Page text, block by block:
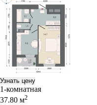
Узнать цену
1-комнатная
37.80 м2